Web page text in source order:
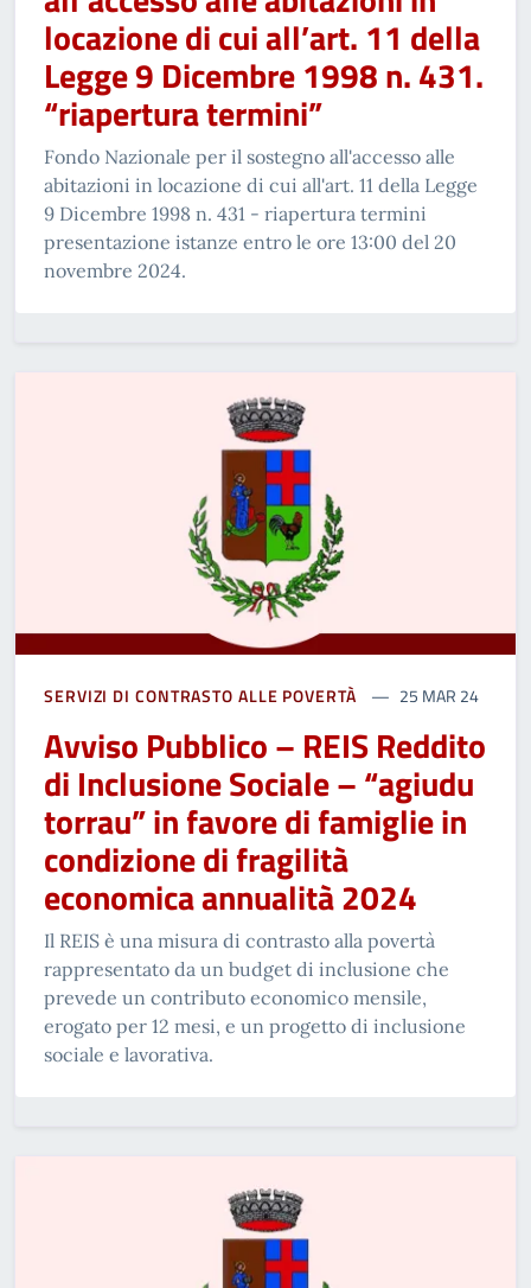
locazione di cui all’art. 11 della
Legge 9 Dicembre 1998 n. 431.
“riapertura termini”
Fondo Nazionale per il sostegno all'accesso alle
abitazioni in locazione di cui all'art. 11 della Legge
9 Dicembre 1998 n. 431 - riapertura termini
presentazione istanze entro le ore 13:00 del 20
novembre 2024.
SERVIZI DI CONTRASTO ALLE POVERTÀ 25 MAR 24
Avviso Pubblico – REIS Reddito
di Inclusione Sociale – “agiudu
torrau” in favore di famiglie in
condizione di fragilità
economica annualità 2024
Il REIS è una misura di contrasto alla povertà
rappresentato da un budget di inclusione che
prevede un contributo economico mensile,
erogato per 12 mesi, e un progetto di inclusione
sociale e lavorativa.